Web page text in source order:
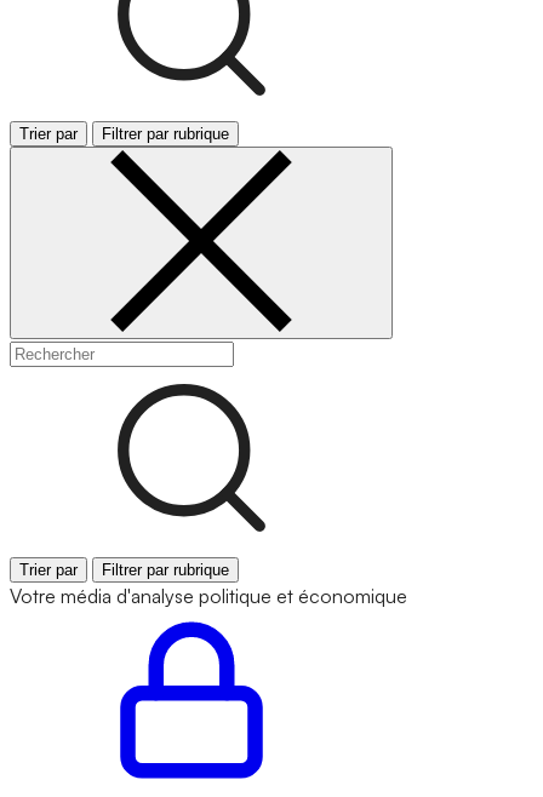
Trier par Filtrer par rubrique
Trier par Filtrer par rubrique
Votre média d'analyse politique et économique